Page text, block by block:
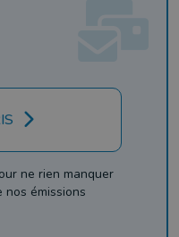
ne rien manquer
émissions